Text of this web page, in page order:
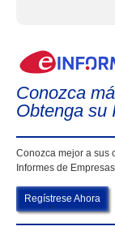
Conozca
Obtenga su
Conozca mejor a sus
Informes de Empresas
Regístrese Ahora